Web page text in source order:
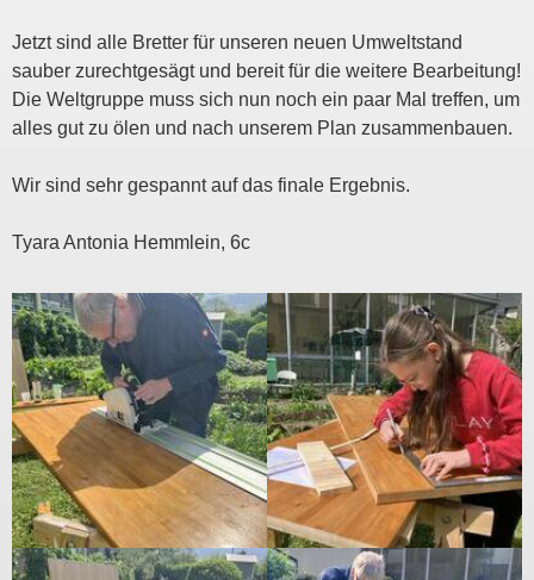
Jetzt sind alle Bretter für unseren neuen Umweltstand
sauber zurechtgesägt und bereit für die weitere Bearbeitung!
Die Weltgruppe muss sich nun noch ein paar Mal treffen, um
alles gut zu ölen und nach unserem Plan zusammenbauen.
Wir sind sehr gespannt auf das finale Ergebnis.
Tyara Antonia Hemmlein, 6c